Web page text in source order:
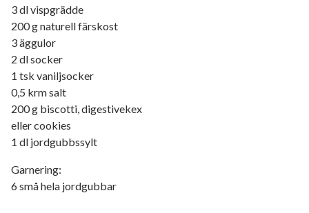
3 dl vispgrädde
200 g naturell färskost
3 äggulor
2 dl socker
1 tsk vaniljsocker
0,5 krm salt
200 g biscotti, digestivekex
eller cookies
1 dl jordgubbssylt
Garnering:
6 små hela jordgubbar